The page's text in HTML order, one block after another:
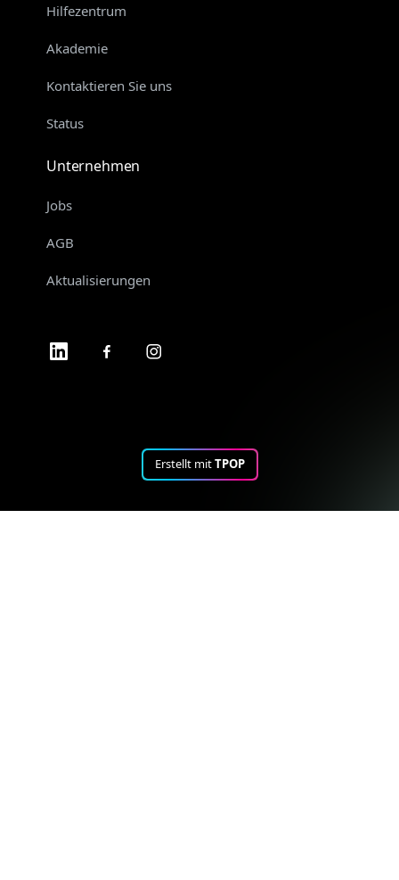
Hilfezentrum
Akademie
Kontaktieren Sie uns
Status
Unternehmen
Jobs
AGB
Aktualisierungen
Erstellt mitTPOP